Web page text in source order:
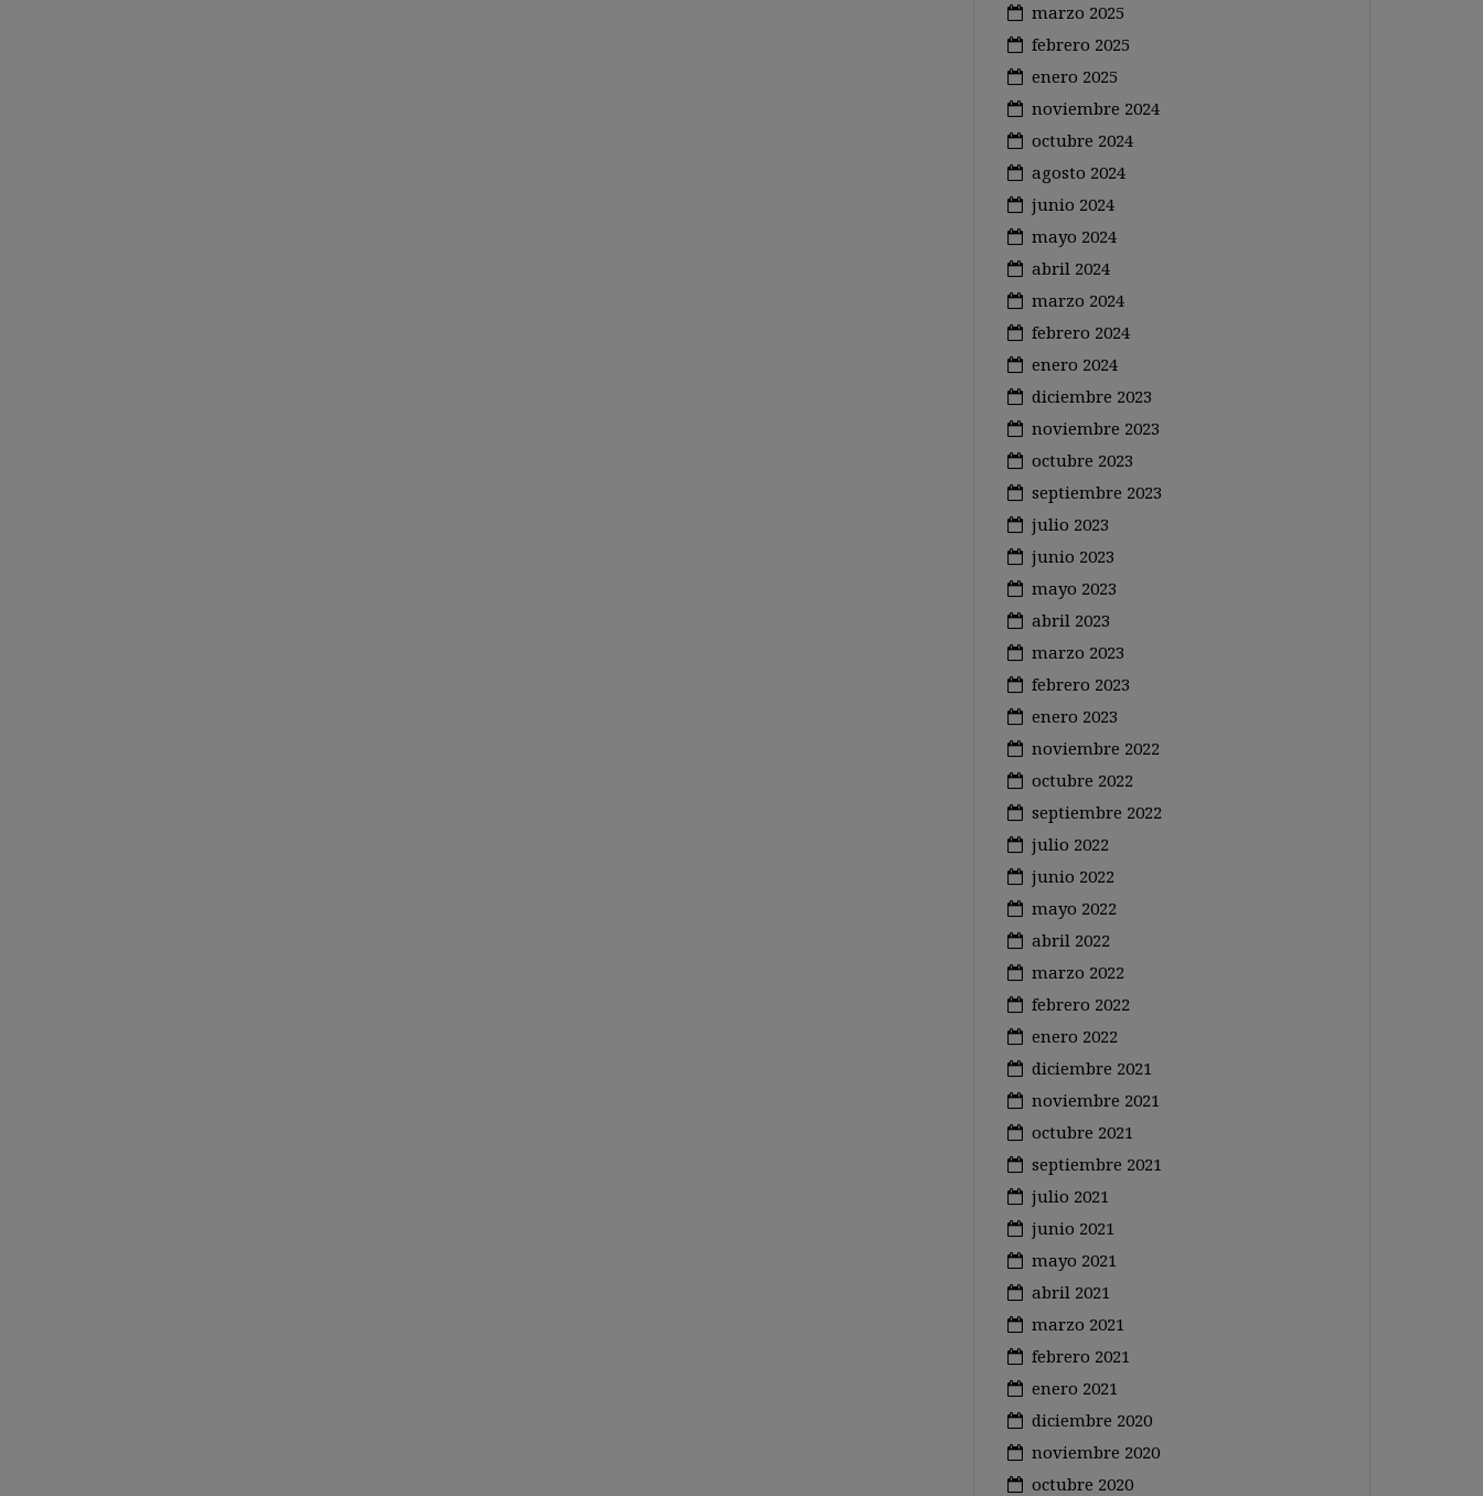
marzo 2025
febrero 2025
enero 2025
noviembre 2024
octubre 2024
agosto 2024
junio 2024
mayo 2024
abril 2024
marzo 2024
febrero 2024
enero 2024
diciembre 2023
noviembre 2023
octubre 2023
septiembre 2023
julio 2023
junio 2023
mayo 2023
abril 2023
marzo 2023
febrero 2023
enero 2023
noviembre 2022
octubre 2022
septiembre 2022
julio 2022
junio 2022
mayo 2022
abril 2022
marzo 2022
febrero 2022
enero 2022
diciembre 2021
noviembre 2021
octubre 2021
septiembre 2021
julio 2021
junio 2021
mayo 2021
abril 2021
marzo 2021
febrero 2021
enero 2021
diciembre 2020
noviembre 2020
octubre 2020